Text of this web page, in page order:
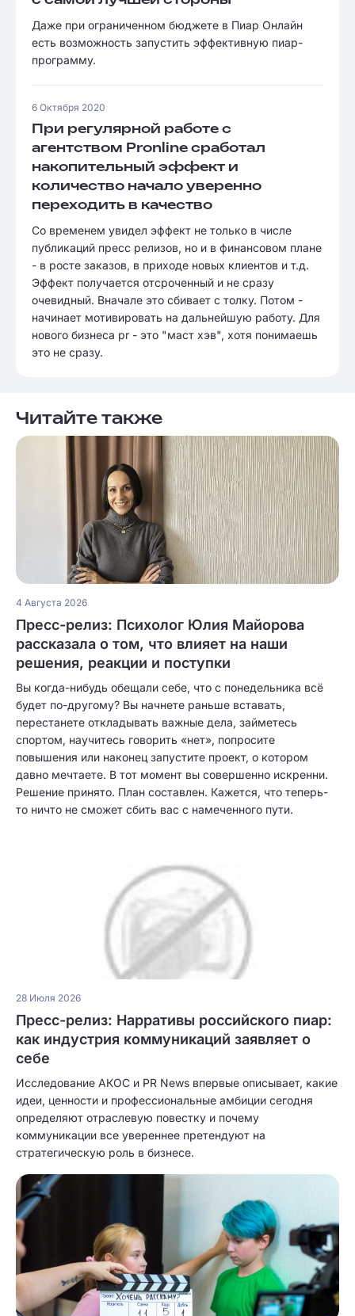
Даже при ограниченном бюджете в Пиар Онлайн
есть возможность запустить эффективную пиар-
программу.
6 Октября 2020
При регулярной работе с
агентством Pronline сработал
накопительный эффект и
количество начало уверенно
переходить в качество
Со временем увидел эффект не только в числе
публикаций пресс релизов, но и в финансовом плане
- в росте заказов, в приходе новых клиентов и т.д.
Эффект получается отсроченный и не сразу
очевидный. Вначале это сбивает с толку. Потом -
начинает мотивировать на дальнейшую работу. Для
нового бизнеса pr - это "маст хэв", хотя понимаешь
это не сразу.
Читайте также
4 Августа 2026
Пресс-релиз: Психолог Юлия Майорова
рассказала о том, что влияет на наши
решения, реакции и поступки
Вы когда-нибудь обещали себе, что с понедельника всё
будет по-другому? Вы начнете раньше вставать,
перестанете откладывать важные дела, займетесь
спортом, научитесь говорить «нет», попросите
повышения или наконец запустите проект, о котором
давно мечтаете. В тот момент вы совершенно искренни.
Решение принято. План составлен. Кажется, что теперь-
то ничто не сможет сбить вас с намеченного пути.
28 Июля 2026
Пресс-релиз: Нарративы российского пиар:
как индустрия коммуникаций заявляет о
себе
Исследование АКОС и PR News впервые описывает, какие
идеи, ценности и профессиональные амбиции сегодня
определяют отраслевую повестку и почему
коммуникации все увереннее претендуют на
стратегическую роль в бизнесе.